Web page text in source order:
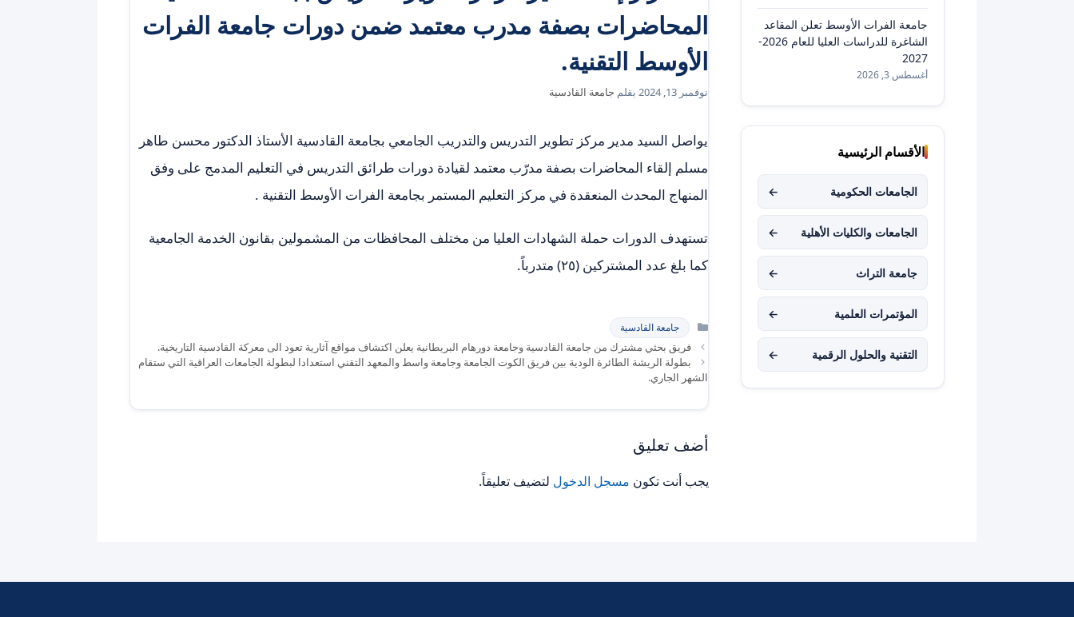
المحاضرات بصفة مدرب معتمد ضمن دورات جامعة الفرات
الأوسط التقنية.
نوفمبر 13, 2024 بقلم جامعة القادسية
يواصل السيد مدير مركز تطوير التدريس والتدريب الجامعي بجامعة القادسية الأستاذ الدكتور محسن طاهر
مسلم إلقاء المحاضرات بصفة مدرّب معتمد لقيادة دورات طرائق التدريس في التعليم المدمج على وفق
المنهاج المحدث المنعقدة في مركز التعليم المستمر بجامعة الفرات الأوسط التقنية .
تستهدف الدورات حملة الشهادات العليا من مختلف المحافظات من المشمولين بقانون الخدمة الجامعية
كما بلغ عدد المشتركين (٢٥) متدرباً.
التصنيفات
جامعة القادسية
فريق بحثي مشترك من جامعة القادسية وجامعة دورهام البريطانية يعلن اكتشاف مواقع آثارية تعود الى معركة القادسية التاريخية.
بطولة الريشة الطائرة الودية بين فريق الكوت الجامعة وجامعة واسط والمعهد التقني استعدادا لبطولة الجامعات العراقية التي ستقام
الشهر الجاري.
أضف تعليق
يجب أنت تكون مسجل الدخول لتضيف تعليقاً.
جامعة الفرات الأوسط تعلن المقاعد
الشاغرة للدراسات العليا للعام 2026-
2027
أغسطس 3, 2026
الأقسام الرئيسية
الجامعات الحكومية ←
الجامعات والكليات الأهلية ←
جامعة التراث ←
المؤتمرات العلمية ←
التقنية والحلول الرقمية ←